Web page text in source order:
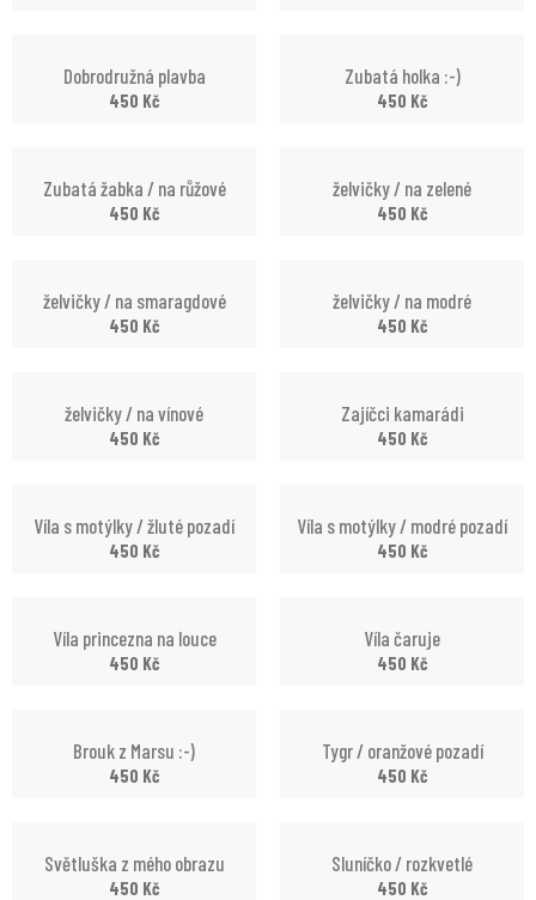
Dobrodružná plavba
450 Kč
Zubatá holka :-)
450 Kč
Zubatá žabka / na růžové
450 Kč
želvičky / na zelené
450 Kč
želvičky / na smaragdové
450 Kč
želvičky / na modré
450 Kč
želvičky / na vínové
450 Kč
Zajíčci kamarádi
450 Kč
Víla s motýlky / žluté pozadí
450 Kč
Víla s motýlky / modré pozadí
450 Kč
Víla princezna na louce
450 Kč
Víla čaruje
450 Kč
Brouk z Marsu :-)
450 Kč
Tygr / oranžové pozadí
450 Kč
Světluška z mého obrazu
450 Kč
Sluníčko / rozkvetlé
450 Kč